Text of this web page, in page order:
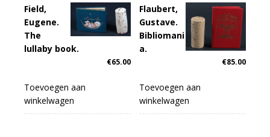
Field,
Eugene.
The
lullaby book.
€65.00
Toevoegen aan
winkelwagen
Flaubert,
Gustave.
Bibliomani
a.
€85.00
Toevoegen aan
winkelwagen